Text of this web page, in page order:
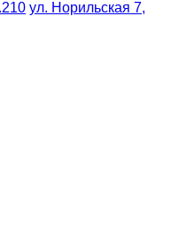
ул. Норильская 7,